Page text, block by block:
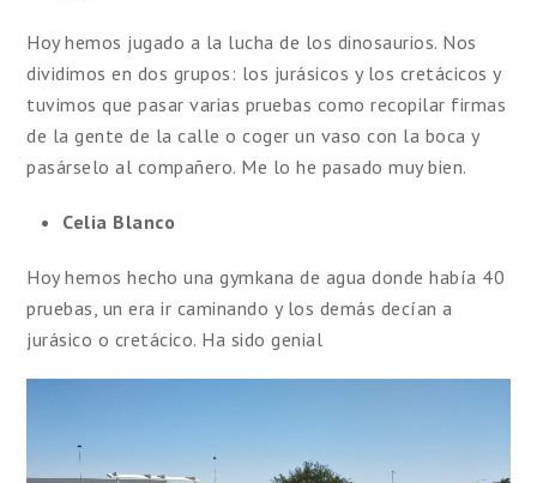
Hoy hemos jugado a la lucha de los dinosaurios. Nos
dividimos en dos grupos: los jurásicos y los cretácicos y
tuvimos que pasar varias pruebas como recopilar firmas
de la gente de la calle o coger un vaso con la boca y
pasárselo al compañero. Me lo he pasado muy bien.
Celia Blanco
Hoy hemos hecho una gymkana de agua donde había 40
pruebas, un era ir caminando y los demás decían a
jurásico o cretácico. Ha sido genial